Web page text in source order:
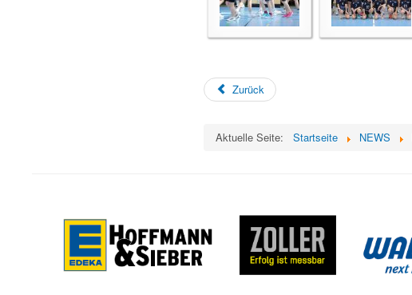
Zurück
Aktuelle Seite: Startseite NEWS